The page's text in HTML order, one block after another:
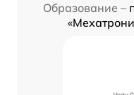
Образование –